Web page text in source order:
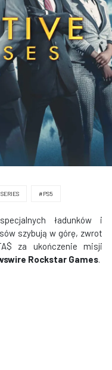
#PS5
ładunków i
szybują w górę, zwrot
za ukończenie misji
Rockstar Games.